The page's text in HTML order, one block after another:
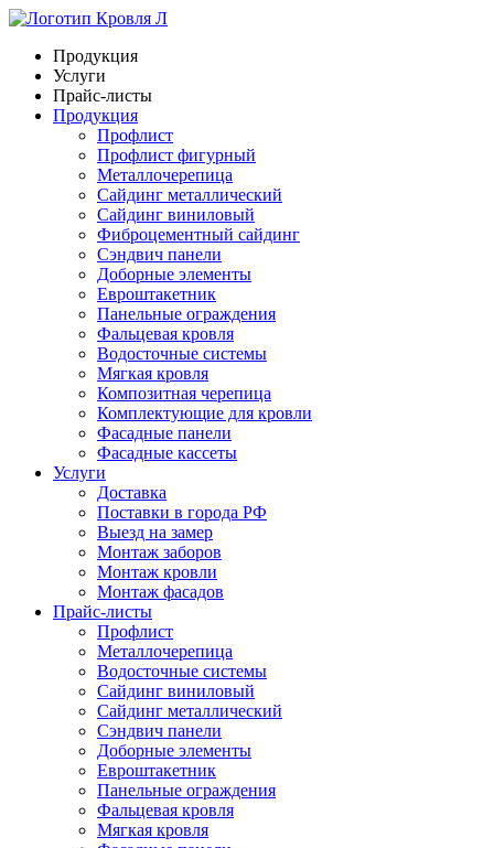
Продукция
Услуги
Прайс-листы
Продукция
Профлист
Профлист фигурный
Металлочерепица
Сайдинг металлический
Сайдинг виниловый
Фиброцементный сайдинг
Сэндвич панели
Доборные элементы
Евроштакетник
Панельные ограждения
Фальцевая кровля
Водосточные системы
Мягкая кровля
Композитная черепица
Комплектующие для кровли
Фасадные панели
Фасадные кассеты
Услуги
Доставка
Поставки в города РФ
Выезд на замер
Монтаж заборов
Монтаж кровли
Монтаж фасадов
Прайс-листы
Профлист
Металлочерепица
Водосточные системы
Сайдинг виниловый
Сайдинг металлический
Сэндвич панели
Доборные элементы
Евроштакетник
Панельные ограждения
Фальцевая кровля
Мягкая кровля